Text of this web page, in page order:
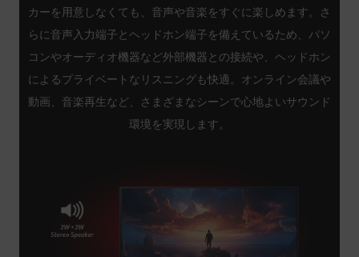
カーを用意しなくても、音声や音楽をすぐに楽しめます。さ
らに音声入力端子とヘッドホン端子を備えているため、パソ
コンやオーディオ機器など外部機器との接続や、ヘッドホン
によるプライベートなリスニングも快適。オンライン会議や
動画、音楽再生など、さまざまなシーンで心地よいサウンド
環境を実現します。